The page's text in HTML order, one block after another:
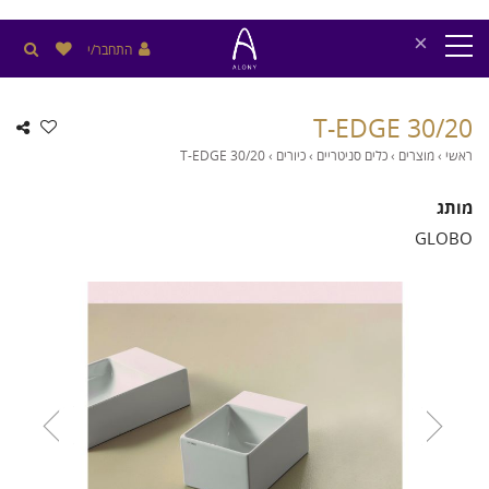
× התחבר/י
T-EDGE 30/20
ראשי ›מוצרים ›כלים סניטריים ›כיורים ›
T-EDGE 30/20
מותג
GLOBO